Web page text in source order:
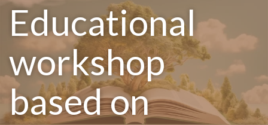
Educational
workshop
based on